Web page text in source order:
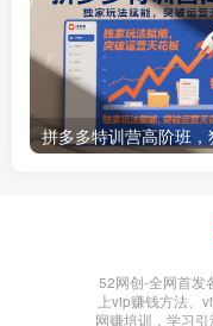
52网创-全网首发
上vip赚钱方法、
网赚培训，学习